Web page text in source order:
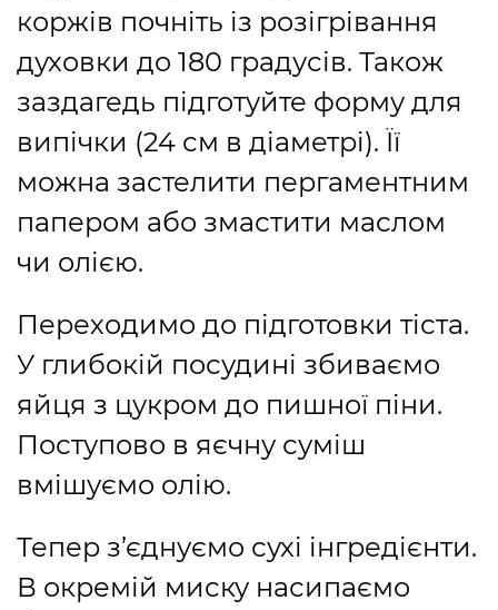
коржів почніть із розігрівання
духовки до 180 градусів. Також
заздагедь підготуйте форму для
випічки (24 см в діаметрі). Її
можна застелити пергаментним
папером або змастити маслом
чи олією.
Переходимо до підготовки тіста.
У глибокій посудині збиваємо
яйця з цукром до пишної піни.
Поступово в яєчну суміш
вмішуємо олію.
Тепер з’єднуємо сухі інгредієнти.
В окремій миску насипаємо